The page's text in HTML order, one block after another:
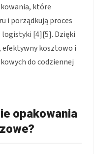
które
i porządkują proces
logistyki [4][5]. Dzięki
efektywny kosztowo i
do codziennej
opakowania